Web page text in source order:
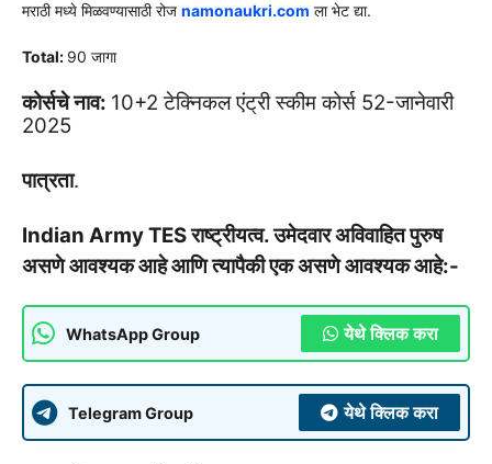
मराठी मध्ये मिळवण्यासाठी रोज namonaukri.com ला भेट द्या.
Total: 90 जागा
कोर्सचे नाव: 10+2 टेक्निकल एंट्री स्कीम कोर्स 52-जानेवारी
2025
पात्रता.
Indian Army TES राष्ट्रीयत्व. उमेदवार अविवाहित पुरुष
असणे आवश्यक आहे आणि त्यापैकी एक असणे आवश्यक आहे:-
WhatsApp Group येथे क्लिक करा
Telegram Group येथे क्लिक करा